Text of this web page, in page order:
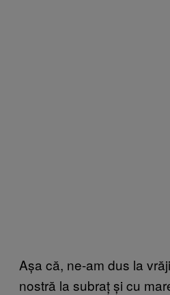
Așa că, ne-am dus la
nostră la subraț și cu